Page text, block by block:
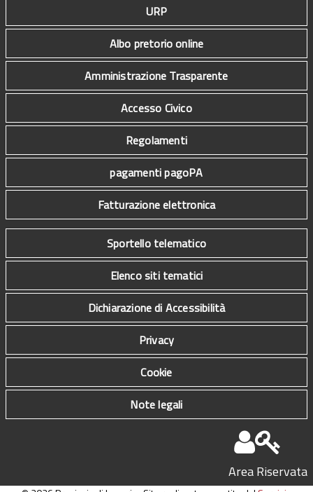
URP
Albo pretorio online
Amministrazione Trasparente
Accesso Civico
Regolamenti
pagamenti pagoPA
Fatturazione elettronica
Sportello telematico
Elenco siti tematici
Dichiarazione di Accessibilità
Privacy
Cookie
Note legali
Area Riservata